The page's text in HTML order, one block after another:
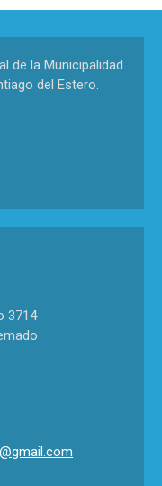
de la Municipalidad
del Estero.
3714